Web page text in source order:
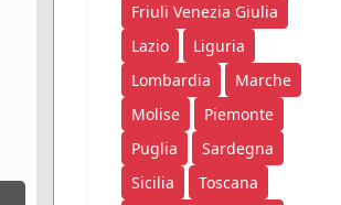
Friuli Venezia Giulia
Lazio
Liguria
Lombardia
Marche
Molise
Piemonte
Puglia
Sardegna
Sicilia
Toscana